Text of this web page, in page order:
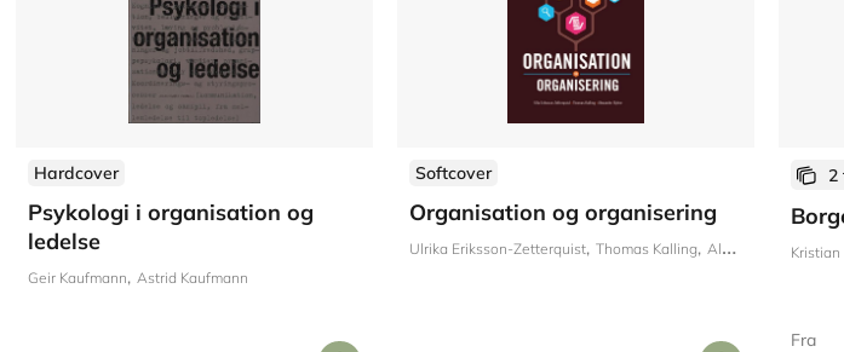
Hardcover
Psykologi i organisation og
ledelse
Geir Kaufmann Astrid Kaufmann
Softcover
Organisation og organisering
Ulrika Eriksson-Zetterquist Thomas Kalling Alexander Styhre
2
Fra